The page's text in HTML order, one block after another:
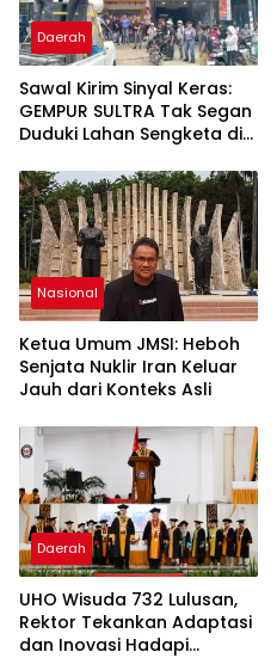
Daerah
Sawal Kirim Sinyal Keras:
GEMPUR SULTRA Tak Segan
Duduki Lahan Sengketa di
Nasional
Ketua Umum JMSI: Heboh
Senjata Nuklir Iran Keluar
Jauh dari Konteks Asli
Daerah
UHO Wisuda 732 Lulusan,
Rektor Tekankan Adaptasi
dan Inovasi Hadapi